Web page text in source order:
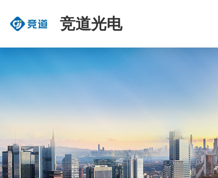
竞道光电